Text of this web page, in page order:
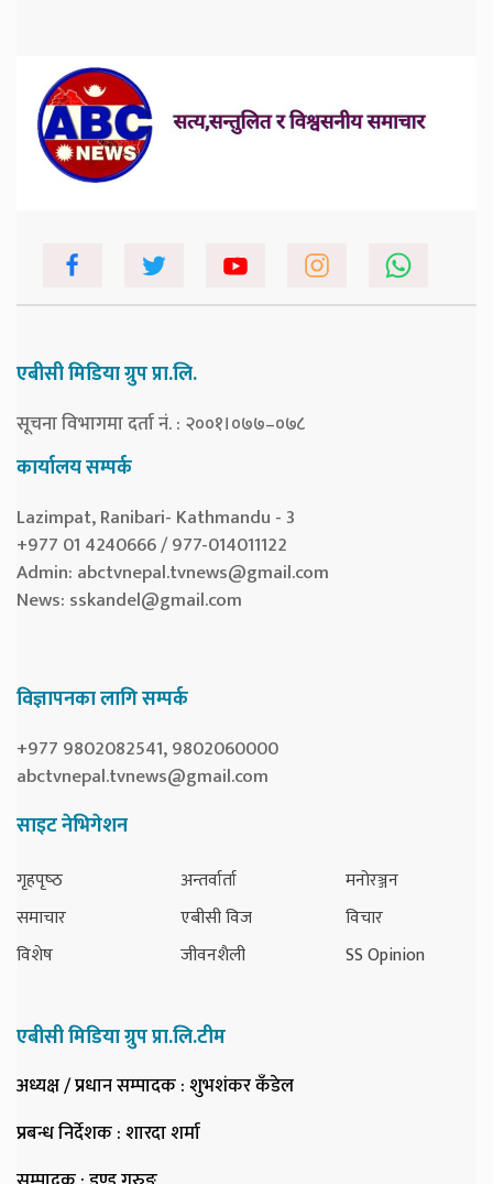
एबीसी मिडिया ग्रुप प्रा.लि.
सूचना विभागमा दर्ता नं. : २००१।०७७–०७८
कार्यालय सम्पर्क
Lazimpat, Ranibari- Kathmandu - 3
+977 01 4240666 / 977-014011122
Admin: abctvnepal.tvnews@gmail.com
News: sskandel@gmail.com
विज्ञापनका लागि सम्पर्क
+977 9802082541, 9802060000
abctvnepal.tvnews@gmail.com
साइट नेभिगेशन
गृहपृष्‍ठ
समाचार
विशेष
अन्तर्वार्ता
एबीसी विज
जीवनशैली
मनोरञ्जन
विचार
SS Opinion
एबीसी मिडिया ग्रुप प्रा.लि.टीम
अध्यक्ष / प्रधान सम्पादक: शुभशंकर कँडेल
प्रबन्ध निर्देशक: शारदा शर्मा